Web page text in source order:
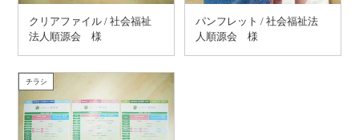
クリアファイル / 社会福祉
法人順源会 様
パンフレット / 社会福祉法
人順源会 様
チラシ